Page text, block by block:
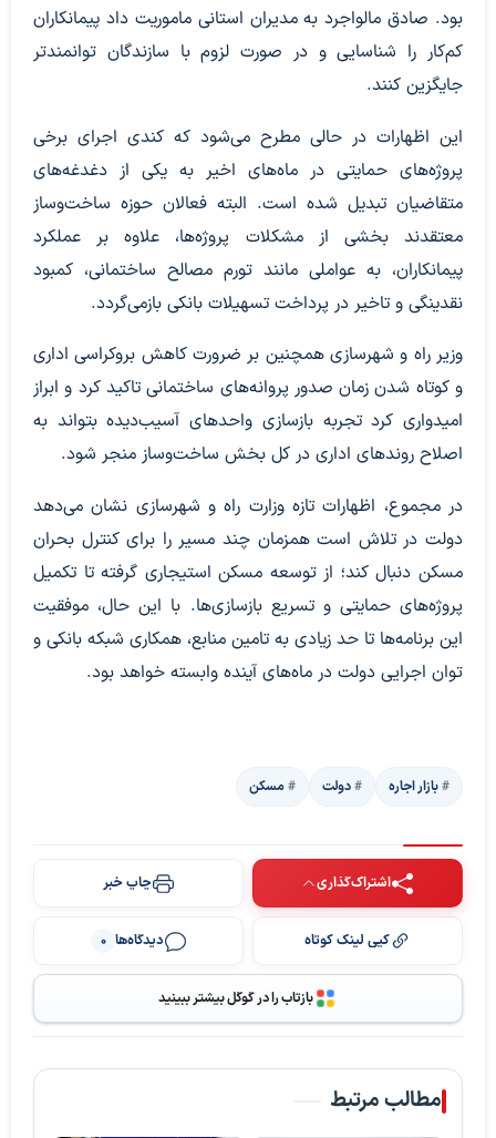
بود. صادق مالواجرد به مدیران استانی ماموریت داد پیمانکاران
کم‌کار را شناسایی و در صورت لزوم با سازندگان توانمندتر
جایگزین کنند.
این اظهارات در حالی مطرح می‌شود که کندی اجرای برخی
پروژه‌های حمایتی در ماه‌های اخیر به یکی از دغدغه‌های
متقاضیان تبدیل شده است. البته فعالان حوزه ساخت‌وساز
معتقدند بخشی از مشکلات پروژه‌ها، علاوه بر عملکرد
پیمانکاران، به عواملی مانند تورم مصالح ساختمانی، کمبود
نقدینگی و تاخیر در پرداخت تسهیلات بانکی بازمی‌گردد.
وزیر راه و شهرسازی همچنین بر ضرورت کاهش بروکراسی اداری
و کوتاه شدن زمان صدور پروانه‌های ساختمانی تاکید کرد و ابراز
امیدواری کرد تجربه بازسازی واحد‌های آسیب‌دیده بتواند به
اصلاح روند‌های اداری در کل بخش ساخت‌وساز منجر شود.
در مجموع، اظهارات تازه وزارت راه و شهرسازی نشان می‌دهد
دولت در تلاش است همزمان چند مسیر را برای کنترل بحران
مسکن دنبال کند؛ از توسعه مسکن استیجاری گرفته تا تکمیل
پروژه‌های حمایتی و تسریع بازسازی‌ها. با این حال، موفقیت
این برنامه‌ها تا حد زیادی به تامین منابع، همکاری شبکه بانکی و
توان اجرایی دولت در ماه‌های آینده وابسته خواهد بود.
بازار اجاره دولت مسکن
اشتراک‌گذاری چاپ خبر
کپی لینک کوتاه دیدگاه‌ها 0
بازتاب را در گوگل بیشتر ببینید
مطالب مرتبط